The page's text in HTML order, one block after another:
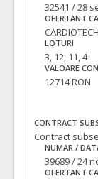
32541 / 28
OFERTANT
LOTURI
3, 12, 11, 4
VALOARE
12714 RON
CONTRACT
Contract
NUMAR /
39689 / 24
OFERTANT